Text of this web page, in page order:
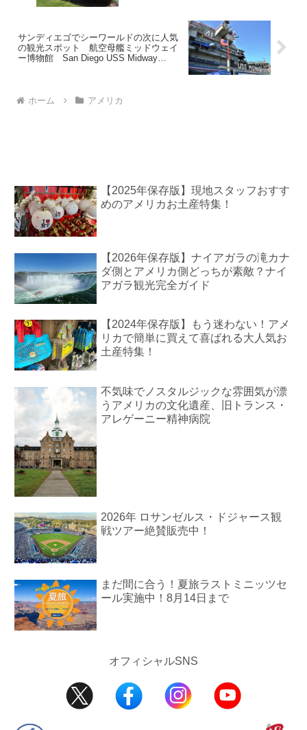
サンディエゴでシーワールドの次に人気
の観光スポット 航空母艦ミッドウェイ
ー博物館 San Diego USS Midway
ホーム アメリカ
【2025年保存版】現地スタッフおすす
めのアメリカお土産特集！
【2026年保存版】ナイアガラの滝カナ
ダ側とアメリカ側どっちが素敵？ナイ
アガラ観光完全ガイド
【2024年保存版】もう迷わない！アメ
リカで簡単に買えて喜ばれる大人気お
土産特集！
不気味でノスタルジックな雰囲気が漂
うアメリカの文化遺産、旧トランス・
アレゲーニー精神病院
2026年 ロサンゼルス・ドジャース観
戦ツアー絶賛販売中！
まだ間に合う！夏旅ラストミニッツセ
ール実施中！8月14日まで
オフィシャルSNS